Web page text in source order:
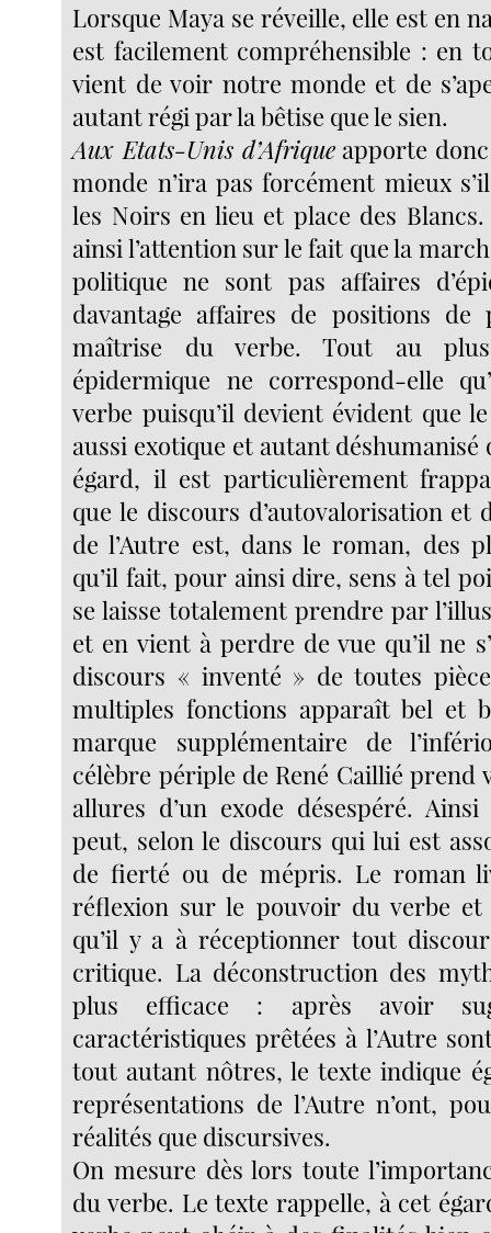
Lorsque Maya se réveille, elle est en
est facilement compréhensible : en
vient de voir notre monde et de
autant régi par la bêtise que le sien.
Aux Etats-Unis d’Afriqueapporte
monde n’ira pas forcément mieux
les Noirs en lieu et place des
ainsi l’attention sur le fait que la
politique ne sont pas affaires
davantage affaires de positions de
maîtrise du verbe. Tout au
épidermique ne correspond-elle
verbe puisqu’il devient évident que
aussi exotique et autant déshumanisé
égard, il est particulièrement
que le discours d’autovalorisation et
de l’Autre est, dans le roman, des
qu’il fait, pour ainsi dire, sens à tel
se laisse totalement prendre par
et en vient à perdre de vue qu’il ne
discours « inventé » de toutes
multiples fonctions apparaît bel et
marque supplémentaire de
célèbre périple de René Caillié prend
allures d’un exode désespéré.
peut, selon le discours qui lui est
de fierté ou de mépris. Le roman
réflexion sur le pouvoir du verbe et
qu’il y a à réceptionner tout
critique. La déconstruction des
plus efficace : après avoir
caractéristiques prêtées à l’Autre
tout autant nôtres, le texte indique
représentations de l’Autre n’ont,
réalités que discursives.
On mesure dès lors toute
du verbe. Le texte rappelle, à cet